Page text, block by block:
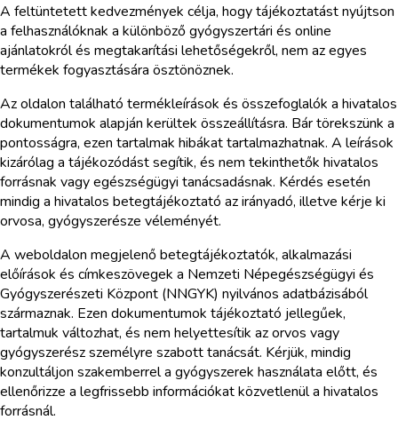
A feltüntetett kedvezmények célja, hogy tájékoztatást nyújtson
a felhasználóknak a különböző gyógyszertári és online
ajánlatokról és megtakarítási lehetőségekről, nem az egyes
termékek fogyasztására ösztönöznek.
Az oldalon található termékleírások és összefoglalók a hivatalos
dokumentumok alapján kerültek összeállításra. Bár törekszünk a
pontosságra, ezen tartalmak hibákat tartalmazhatnak. A leírások
kizárólag a tájékozódást segítik, és nem tekinthetők hivatalos
forrásnak vagy egészségügyi tanácsadásnak. Kérdés esetén
mindig a hivatalos betegtájékoztató az irányadó, illetve kérje ki
orvosa, gyógyszerésze véleményét.
A weboldalon megjelenő betegtájékoztatók, alkalmazási
előírások és címkeszövegek a Nemzeti Népegészségügyi és
Gyógyszerészeti Központ (NNGYK) nyilvános adatbázisából
származnak. Ezen dokumentumok tájékoztató jellegűek,
tartalmuk változhat, és nem helyettesítik az orvos vagy
gyógyszerész személyre szabott tanácsát. Kérjük, mindig
konzultáljon szakemberrel a gyógyszerek használata előtt, és
ellenőrizze a legfrissebb információkat közvetlenül a hivatalos
forrásnál.